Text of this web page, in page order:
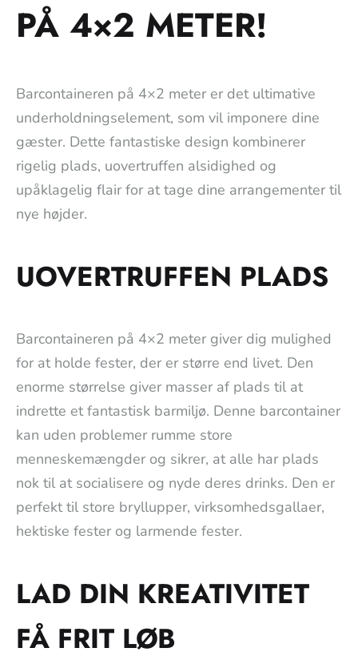
PÅ 4×2 METER!
Barcontaineren på 4×2 meter er det ultimative
underholdningselement, som vil imponere dine
gæster. Dette fantastiske design kombinerer
rigelig plads, uovertruffen alsidighed og
upåklagelig flair for at tage dine arrangementer til
nye højder.
UOVERTRUFFEN PLADS
Barcontaineren på 4×2 meter giver dig mulighed
for at holde fester, der er større end livet. Den
enorme størrelse giver masser af plads til at
indrette et fantastisk barmiljø. Denne barcontainer
kan uden problemer rumme store
menneskemængder og sikrer, at alle har plads
nok til at socialisere og nyde deres drinks. Den er
perfekt til store bryllupper, virksomhedsgallaer,
hektiske fester og larmende fester.
LAD DIN KREATIVITET
FÅ FRIT LØB